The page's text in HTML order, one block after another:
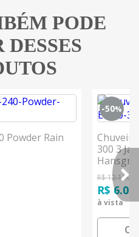
PODE
DESSES
Powder Rain
-50%
300 3
R$
R$
à vista